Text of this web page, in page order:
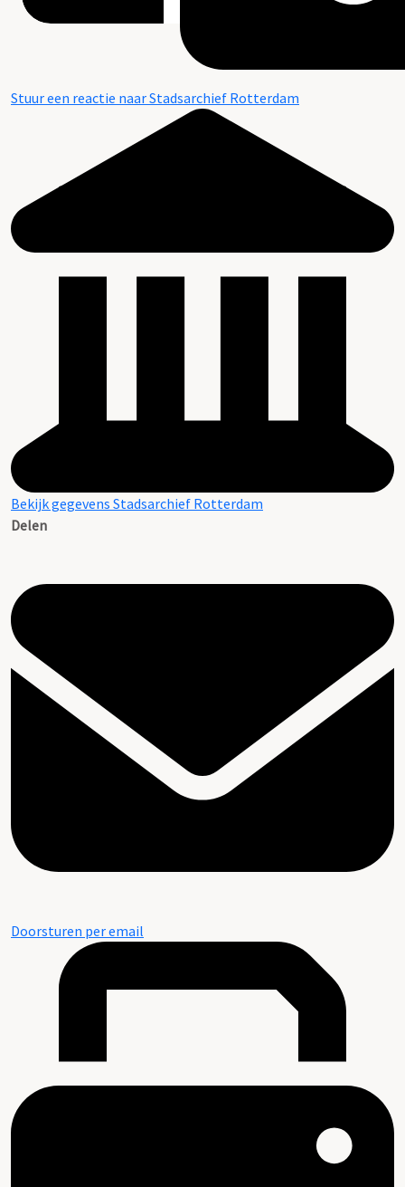
Stuur een reactie naar Stadsarchief Rotterdam
Bekijk gegevens Stadsarchief Rotterdam
Delen
Doorsturen per email